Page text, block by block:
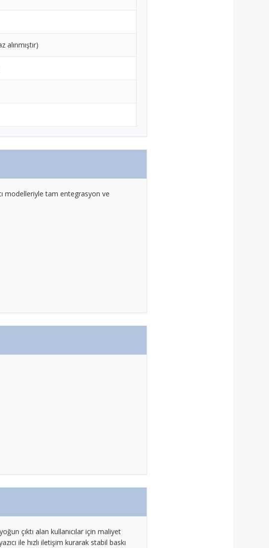
modelleriyle tam entegrasyon ve
çıktı alan kullanıcılar için maliyet
ile hızlı iletişim kurarak stabil baskı